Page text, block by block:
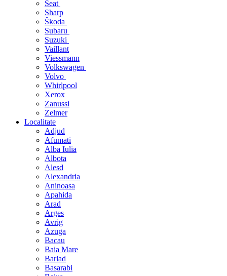
Seat
Sharp
Škoda
Subaru
Suzuki
Vaillant
Viessmann
Volkswagen
Volvo
Whirlpool
Xerox
Zanussi
Zelmer
Localitate
Adjud
Afumati
Alba Iulia
Albota
Alesd
Alexandria
Aninoasa
Apahida
Arad
Arges
Avrig
Azuga
Bacau
Baia Mare
Barlad
Basarabi